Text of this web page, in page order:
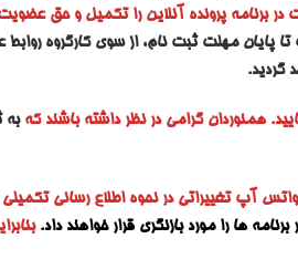
پرونده آنلاین را تکمیل و حق عضویت
پایان مهلت ثبت نام، از سوی کارگروه روابط
گردید.
همنوردان گرامی در نظر داشته باشند که به
آپ تغییراتی در نحوه اطلاع رسانی تکمیلی
ها را مورد بازنگری قرار خواهند داد.